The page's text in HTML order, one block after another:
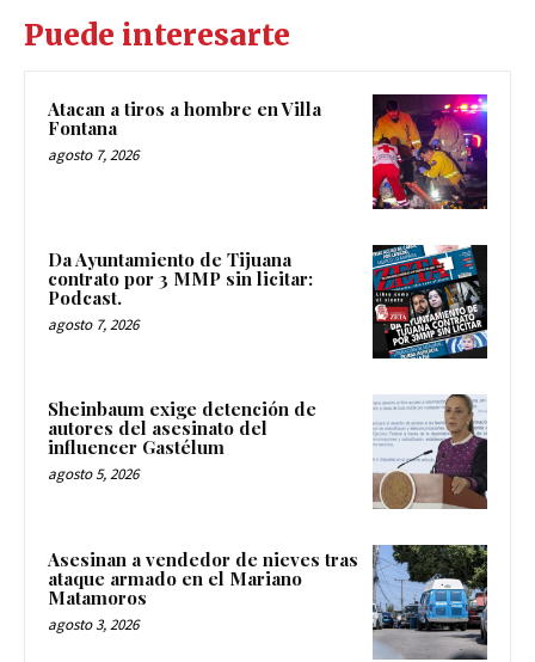
Puede interesarte
Atacan a tiros a hombre en Villa
Fontana
agosto 7, 2026
Da Ayuntamiento de Tijuana
contrato por 3 MMP sin licitar:
Podcast.
agosto 7, 2026
Sheinbaum exige detención de
autores del asesinato del
influencer Gastélum
agosto 5, 2026
Asesinan a vendedor de nieves tras
ataque armado en el Mariano
Matamoros
agosto 3, 2026